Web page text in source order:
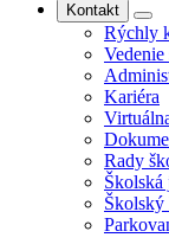
Kontakt
Rýchly
Kariéra
Rady
Školská